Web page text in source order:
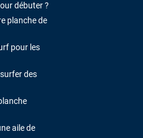
débuter ?
planche de
pour les
des
aile de